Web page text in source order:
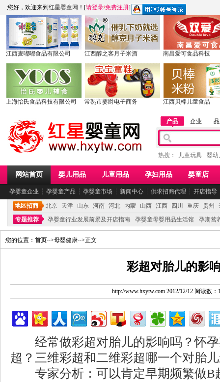
您好，欢迎来到 红星婴童网 ！[请登录/免费注册]
江西麦嘟嘟食品有限公司 江西醇之客月子米酒 南昌爱可食品科技
上海怡氏食品科技有限公司 常熟市婴爵电子商务 江西贝棒儿童食品
产品 企业
热搜： 儿童玩具 婴幼
网站首页 婴儿用品 儿童用品 孕妇用品 婴童店
孕婴童企业 ┆ 孕婴童产品 ┆ 孕婴童市场 ┆ 新闻中心 ┆ 供求招商代理 ┆ 开店指导
地区招商 北京 天津 山东 河南 河北 内蒙 山西 江西 四川 重庆 贵州
专题推荐
孕婴童行业发展前景及开店指南 孕婴童母婴用品生活馆 孕期营
您的位置： 首页-->母婴健康-->正文
彩超对胎儿的影
http://www.hxytw.com 2012/12/12 阅读数：
经常做彩超对胎儿的影响吗？怀孕
超？三维彩超和二维彩超哪一个对胎
专家分析：可以肯定早期频繁做B